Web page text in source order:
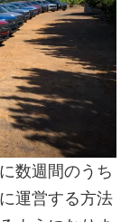
数週間のうち
運営する方法